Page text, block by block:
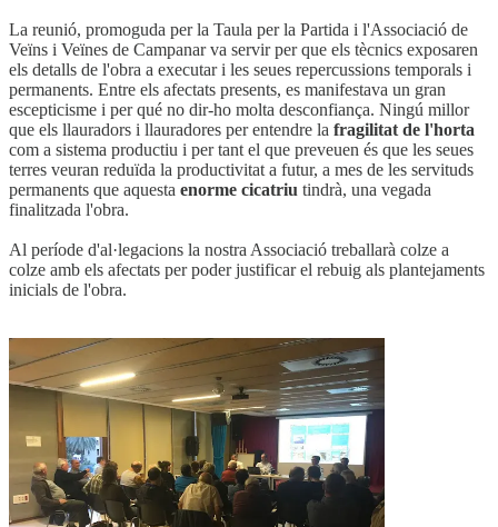
La reunió, promoguda per la Taula per la Partida i l'Associació de
Veïns i Veïnes de Campanar va servir per que els tècnics exposaren
els detalls de l'obra a executar i les seues repercussions temporals i
permanents. Entre els afectats presents, es manifestava un gran
escepticisme i per qué no dir-ho molta desconfiança. Ningú millor
que els llauradors i llauradores per entendre la fragilitat de l'horta
com a sistema productiu i per tant el que preveuen és que les seues
terres veuran reduïda la productivitat a futur, a mes de les servituds
permanents que aquesta enorme cicatriu tindrà, una vegada
finalitzada l'obra.
Al període d'al·legacions la nostra Associació treballarà colze a
colze amb els afectats per poder justificar el rebuig als plantejaments
inicials de l'obra.